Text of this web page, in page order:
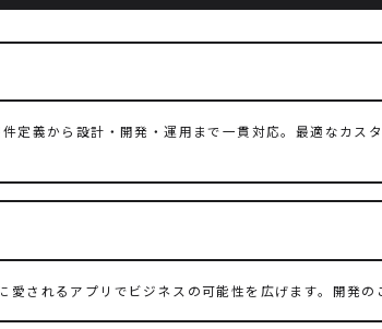
定義から設計・開発・運用まで一貫対応。最適なカス
されるアプリでビジネスの可能性を広げます。開発の